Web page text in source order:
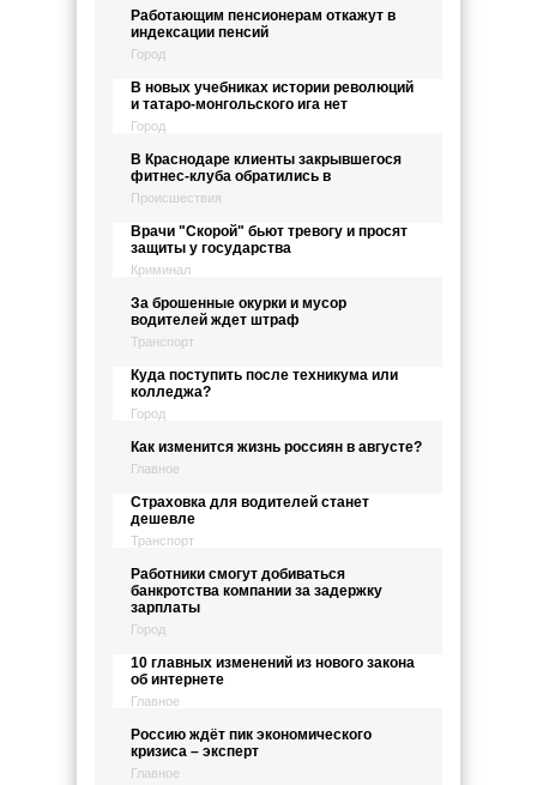
Работающим пенсионерам откажут в
индексации пенсий
Город
В новых учебниках истории революций
и татаро-монгольского ига нет
Город
В Краснодаре клиенты закрывшегося
фитнес-клуба обратились в
Происшествия
Врачи "Скорой" бьют тревогу и просят
защиты у государства
Криминал
За брошенные окурки и мусор
водителей ждет штраф
Транспорт
Куда поступить после техникума или
колледжа?
Город
Как изменится жизнь россиян в августе?
Главное
Страховка для водителей станет
дешевле
Транспорт
Работники смогут добиваться
банкротства компании за задержку
зарплаты
Город
10 главных изменений из нового закона
об интернете
Главное
Россию ждёт пик экономического
кризиса – эксперт
Главное